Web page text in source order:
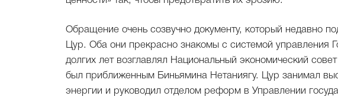
Обращение очень созвучно документу, который недавно
Цур. Оба они прекрасно знакомы с системой управления
долгих лет возглавлял Национальный экономический
был приближенным Биньямина Нетаниягу. Цур занимал
энергии и руководил отделом реформ в Управлении